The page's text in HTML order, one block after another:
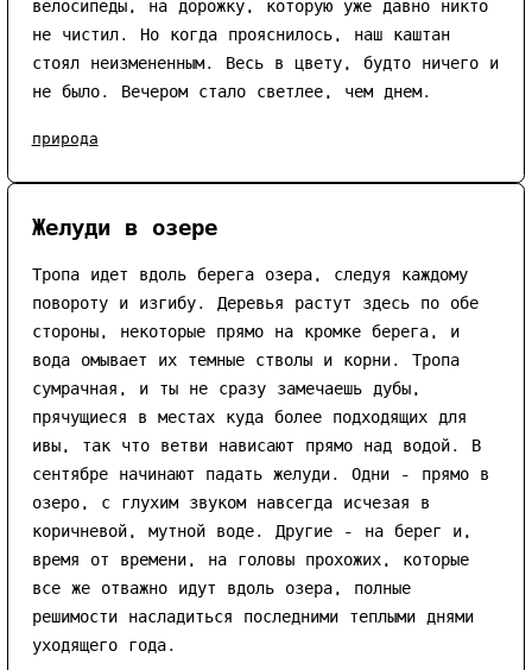
не чистил. Но когда прояснилось, наш каштан
стоял неизмененным. Весь в цвету, будто ничего и
не было. Вечером стало светлее, чем днем.
природа
Желуди в озере
Тропа идет вдоль берега озера, следуя каждому
повороту и изгибу. Деревья растут здесь по обе
стороны, некоторые прямо на кромке берега, и
вода омывает их темные стволы и корни. Тропа
сумрачная, и ты не сразу замечаешь дубы,
прячущиеся в местах куда более подходящих для
ивы, так что ветви нависают прямо над водой. В
сентябре начинают падать желуди. Одни - прямо в
озеро, с глухим звуком навсегда исчезая в
коричневой, мутной воде. Другие - на берег и,
время от времени, на головы прохожих, которые
все же отважно идут вдоль озера, полные
решимости насладиться последними теплыми днями
уходящего года.